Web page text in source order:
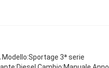
3ª serie